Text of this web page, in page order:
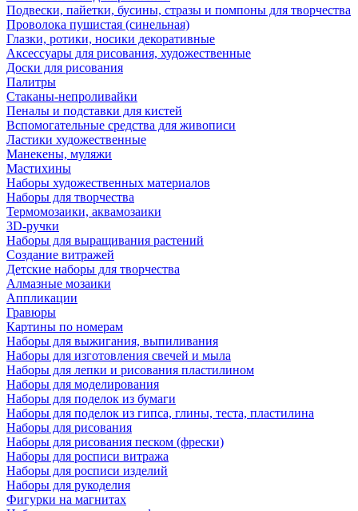
Подвески, пайетки, бусины, стразы и помпоны для творчества
Проволока пушистая (синельная)
Глазки, ротики, носики декоративные
Аксессуары для рисования, художественные
Доски для рисования
Палитры
Стаканы-непроливайки
Пеналы и подставки для кистей
Вспомогательные средства для живописи
Ластики художественные
Манекены, муляжи
Мастихины
Наборы художественных материалов
Наборы для творчества
Термомозаики, аквамозаики
3D-ручки
Наборы для выращивания растений
Создание витражей
Детские наборы для творчества
Алмазные мозаики
Аппликации
Гравюры
Картины по номерам
Наборы для выжигания, выпиливания
Наборы для изготовления свечей и мыла
Наборы для лепки и рисования пластилином
Наборы для моделирования
Наборы для поделок из бумаги
Наборы для поделок из гипса, глины, теста, пластилина
Наборы для рисования
Наборы для рисования песком (фрески)
Наборы для росписи витража
Наборы для росписи изделий
Наборы для рукоделия
Фигурки на магнитах